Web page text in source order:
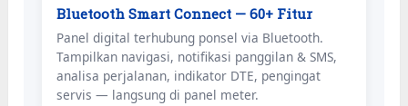
Bluetooth Smart Connect — 60+ Fitur
Panel digital terhubung ponsel via Bluetooth.
Tampilkan navigasi, notifikasi panggilan & SMS,
analisa perjalanan, indikator DTE, pengingat
servis — langsung di panel meter.